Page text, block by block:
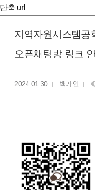
단축 url
지역자원시스템공
오픈채팅방 링크
2024.01.30 백가인